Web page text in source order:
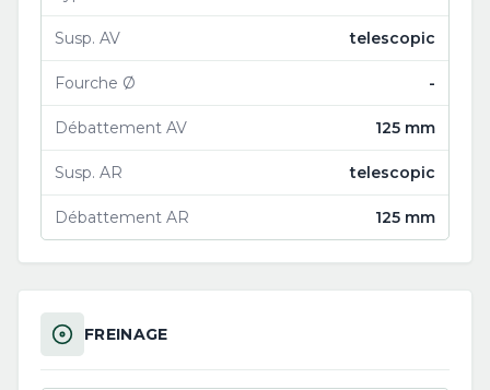
Susp. AV telescopic
Fourche Ø -
Débattement AV 125 mm
Susp. AR telescopic
Débattement AR 125 mm
FREINAGE